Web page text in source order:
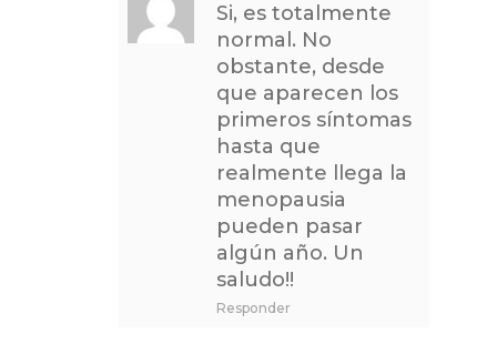
Si, es totalmente
normal. No
obstante, desde
que aparecen los
primeros síntomas
hasta que
realmente llega la
menopausia
pueden pasar
algún año. Un
saludo!!
Responder